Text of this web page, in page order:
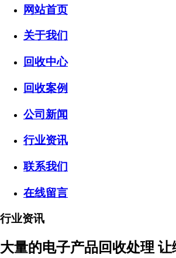
网站首页
关于我们
回收中心
回收案例
公司新闻
行业资讯
联系我们
在线留言
行业资讯
大量的电子产品回收处理 让